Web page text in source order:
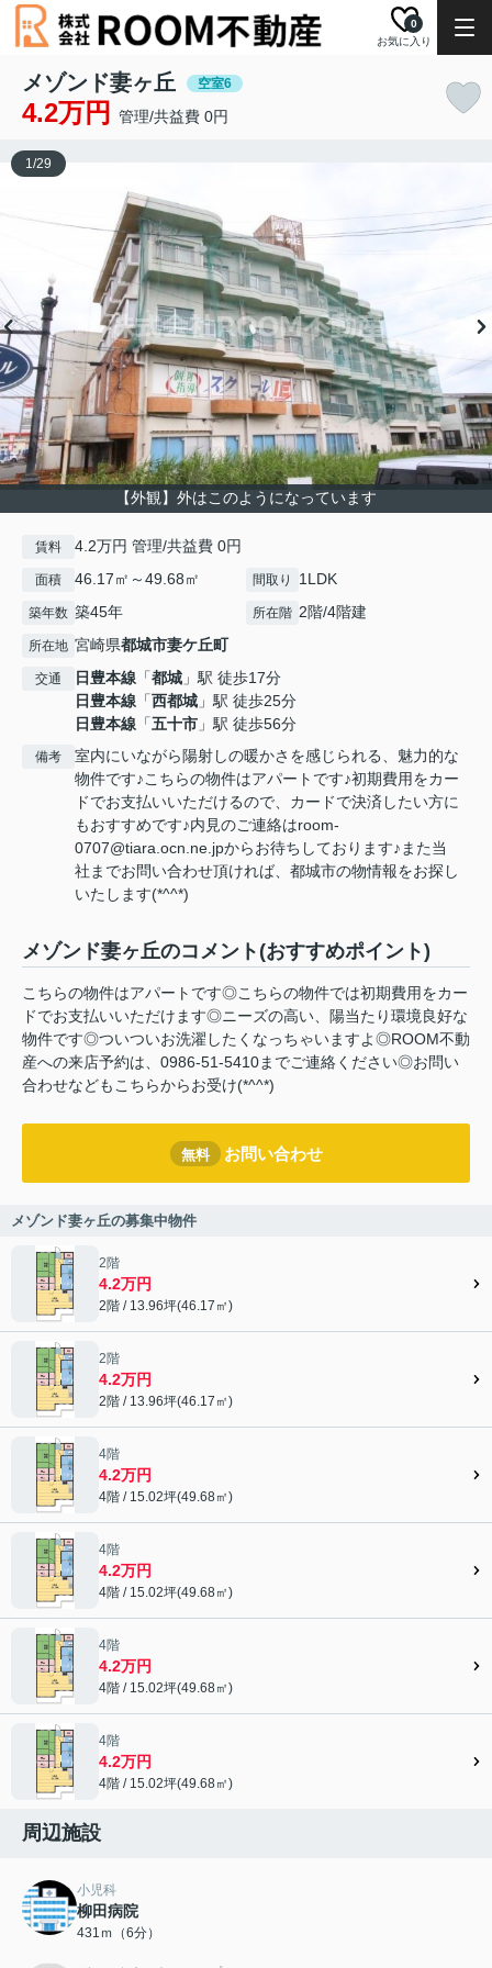
お気に入り
0
メゾンド妻ヶ丘 空室6
4.2万円 管理/共益費 0円
【外観】外はこのようになっています
1/29
賃料 4.2万円 管理/共益費 0円
面積 46.17㎡～49.68㎡ 間取り 1LDK
築年数 築45年 所在階 2階/4階建
所在地 宮崎県都城市妻ケ丘町
交通 日豊本線 「都城 」駅 徒歩17分
日豊本線 「西都城 」駅 徒歩25分
日豊本線 「五十市 」駅 徒歩56分
備考
室内にいながら陽射しの暖かさを感じられる、魅力的な
物件です♪こちらの物件はアパートです♪初期費用をカー
ドでお支払いいただけるので、カードで決済したい方に
もおすすめです♪内見のご連絡はroom-
0707@tiara.ocn.ne.jpからお待ちしております♪また当
社までお問い合わせ頂ければ、都城市の物情報をお探し
いたします(*^^*)
メゾンド妻ヶ丘のコメント(おすすめポイント)
こちらの物件はアパートです◎こちらの物件では初期費用をカー
ドでお支払いいただけます◎ニーズの高い、陽当たり環境良好な
物件です◎ついついお洗濯したくなっちゃいますよ◎ROOM不動
産への来店予約は、0986-51-5410までご連絡ください◎お問い
合わせなどもこちらからお受け(*^^*)
無料 お問い合わせ
メゾンド妻ヶ丘の募集中物件
2階
4.2万円
2階 / 13.96坪(46.17㎡)
2階
4.2万円
2階 / 13.96坪(46.17㎡)
4階
4.2万円
4階 / 15.02坪(49.68㎡)
4階
4.2万円
4階 / 15.02坪(49.68㎡)
4階
4.2万円
4階 / 15.02坪(49.68㎡)
4階
4.2万円
4階 / 15.02坪(49.68㎡)
周辺施設
小児科
柳田病院
431ｍ（6分）